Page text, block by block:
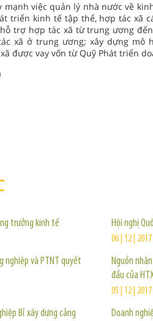
mạnh việc quản lý nhà nước về
triển kinh tế tập thể, hợp tác xã
trợ hợp tác xã từ trung ương
xã ở trung ương; xây dựng mô
được vay vốn từ Quỹ Phát triển
trưởng kinh tế
nghiệp và PTNT quyết
Bỉ xây dựng cảng
Hội nghị
06 | 12 | 2017
Nguồn
đầu của
05 | 12 | 2017
Doanh